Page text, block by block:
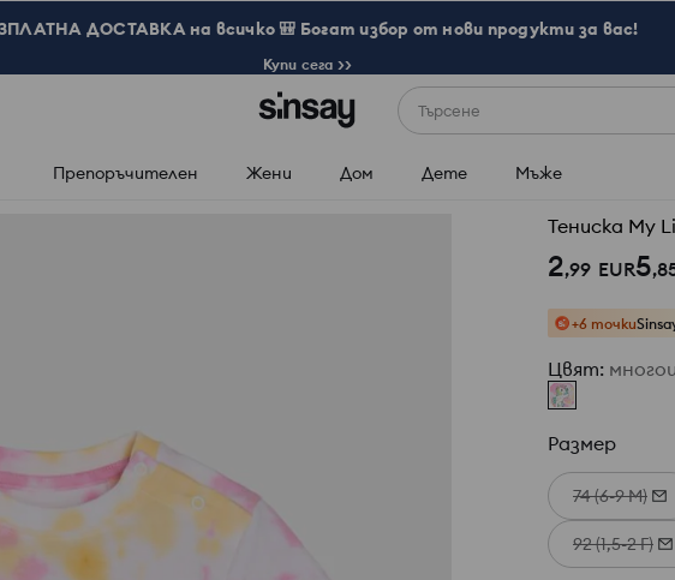
ДОСТАВКА на всичко 🎒 Богат избор от нови продукти за вас!
Купи сега >>
Търсене
Препоръчителен Жени Дом Дете Мъже
Тениска My
2,99 EUR5,
+6 точки
Цвят:
Размер
74 (6-9 М)
92 (1,5-2 Г)